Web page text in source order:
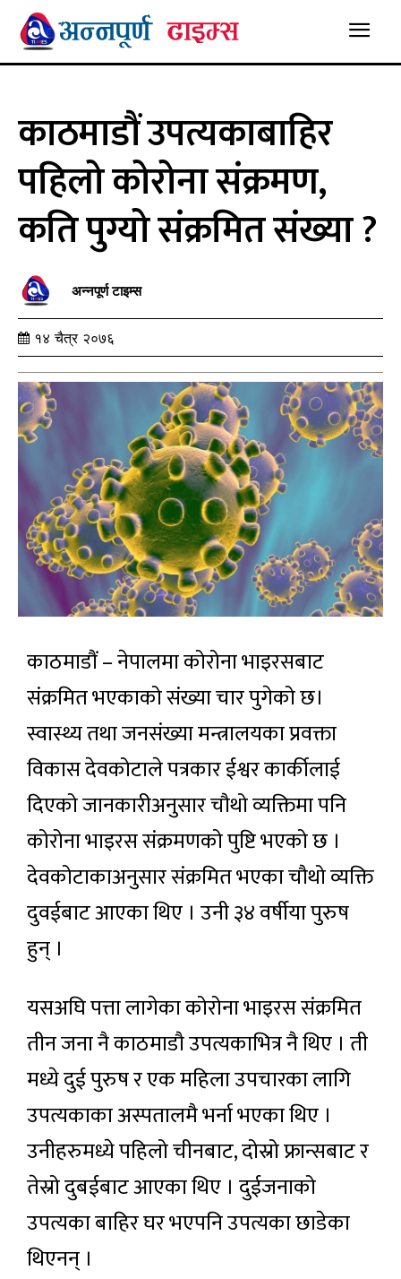
काठमाडौं उपत्यकाबाहिर
पहिलो कोरोना संक्रमण,
कति पुग्यो संक्रमित संख्या ?
अन्नपूर्ण टाइम्स
१४ चैत्र २०७६
काठमाडौं – नेपालमा कोरोना भाइरसबाट
संक्रमित भएकाको संख्या चार पुगेको छ।
स्वास्थ्य तथा जनसंख्या मन्त्रालयका प्रवक्ता
विकास देवकोटाले पत्रकार ईश्वर कार्कीलाई
दिएको जानकारीअनुसार चौथो व्यक्तिमा पनि
कोरोना भाइरस संक्रमणको पुष्टि भएको छ ।
देवकोटाकाअनुसार संक्रमित भएका चौथो व्यक्ति
दुवईबाट आएका थिए । उनी ३४ वर्षीया पुरुष
हुन् ।
यसअघि पत्ता लागेका कोरोना भाइरस संक्रमित
तीन जना नै काठमाडौ उपत्यकाभित्र नै थिए । ती
मध्ये दुई पुरुष र एक महिला उपचारका लागि
उपत्यकाका अस्पतालमै भर्ना भएका थिए ।
उनीहरुमध्ये पहिलो चीनबाट, दोस्रो फ्रान्सबाट र
तेस्रो दुबईबाट आएका थिए । दुईजनाको
उपत्यका बाहिर घर भएपनि उपत्यका छाडेका
थिएनन् ।